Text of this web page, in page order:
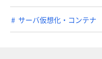
サーバ仮想化・コンテナ